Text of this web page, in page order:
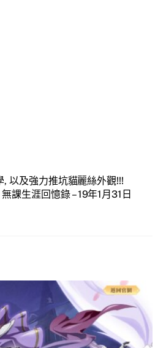
以及強力推坑貓麗絲外觀!!!
無課生涯回憶錄 – 19年1月31日